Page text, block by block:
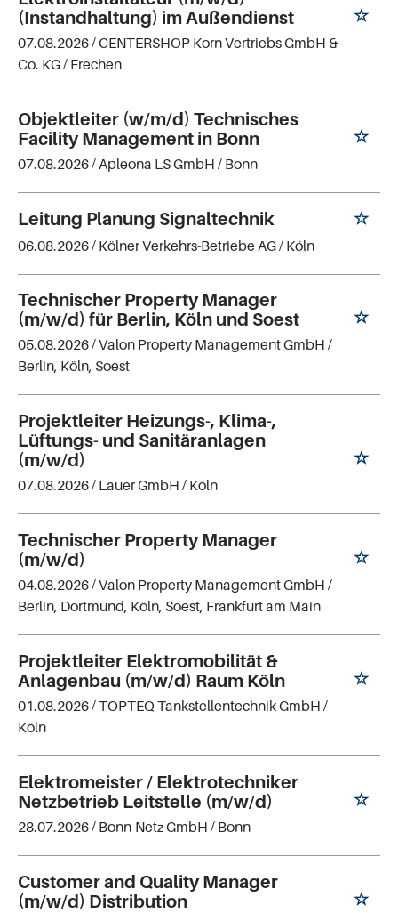
(Instandhaltung) im Außendienst
07.08.2026 /CENTERSHOP Korn Vertriebs GmbH &
Co. KG/ Frechen
Objektleiter (w/m/d) Technisches
Facility Management in Bonn
07.08.2026 / Apleona LS GmbH / Bonn
Leitung Planung Signaltechnik
06.08.2026 / Kölner Verkehrs-Betriebe AG/ Köln
Technischer Property Manager
(m/w/d) für Berlin, Köln und Soest
05.08.2026 /Valon Property Management GmbH /
Berlin, Köln, Soest
Projektleiter Heizungs-, Klima-,
Lüftungs- und Sanitäranlagen
(m/w/d)
07.08.2026 / Lauer GmbH / Köln
Technischer Property Manager
(m/w/d)
04.08.2026 /Valon Property Management GmbH /
Berlin, Dortmund, Köln, Soest, Frankfurt am Main
Projektleiter Elektromobilität &
Anlagenbau (m/w/d) Raum Köln
01.08.2026 /TOPTEQ Tankstellentechnik GmbH /
Köln
Elektromeister / Elektrotechniker
Netzbetrieb Leitstelle (m/w/d)
28.07.2026 / Bonn-Netz GmbH / Bonn
Customer and Quality Manager
(m/w/d) Distribution